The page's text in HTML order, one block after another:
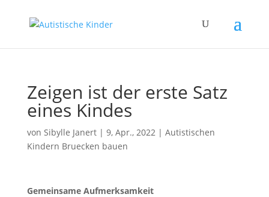
Zeigen ist der erste Satz
eines Kindes
von Sibylle Janert| 9, Apr., 2022| Autistischen
Kindern Bruecken bauen
Gemeinsame Aufmerksamkeit